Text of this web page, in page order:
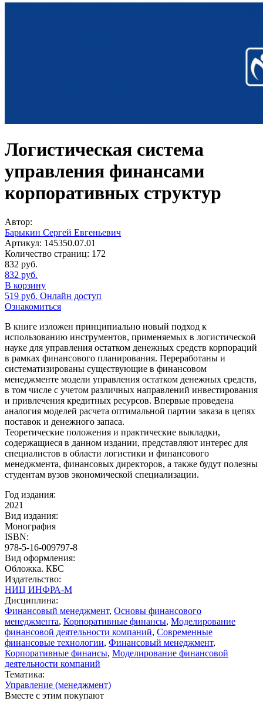
Логистическая система
управления финансами
корпоративных структур
Автор:
Барыкин Сергей Евгеньевич
Артикул: 145350.07.01
Количество страниц: 172
832 руб.
832 руб.
В корзину
519 руб. Онлайн доступ
Ознакомиться
В книге изложен принципиально новый подход к
использованию инструментов, применяемых в логистической
науке для управления остатком денежных средств корпораций
в рамках финансового планирования. Переработаны и
систематизированы существующие в финансовом
менеджменте модели управления остатком денежных средств,
в том числе с учетом различных направлений инвестирования
и привлечения кредитных ресурсов. Впервые проведена
аналогия моделей расчета оптимальной партии заказа в цепях
поставок и денежного запаса.
Теоретические положения и практические выкладки,
содержащиеся в данном издании, представляют интерес для
специалистов в области логистики и финансового
менеджмента, финансовых директоров, а также будут полезны
студентам вузов экономической специализации.
Год издания:
2021
Вид издания:
Монография
ISBN:
978-5-16-009797-8
Вид оформления:
Обложка. КБС
Издательство:
НИЦ ИНФРА-М
Дисциплина:
Финансовый менеджмент, Основы финансового
менеджмента, Корпоративные финансы, Моделирование
финансовой деятельности компаний, Современные
финансовые технологии, Финансовый менеджмент,
Корпоративные финансы, Моделирование финансовой
деятельности компаний
Тематика:
Управление (менеджмент)
Вместе с этим покупают